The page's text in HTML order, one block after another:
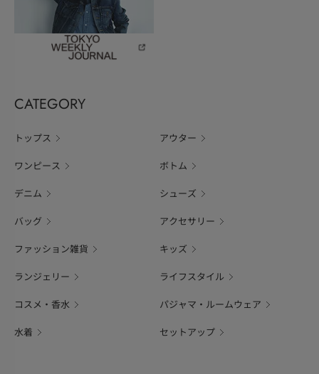
CATEGORY
トップス アウター
ワンピース ボトム
デニム シューズ
バッグ アクセサリー
ファッション雑貨 キッズ
ランジェリー ライフスタイル
コスメ・香水 パジャマ・ルームウェア
水着 セットアップ